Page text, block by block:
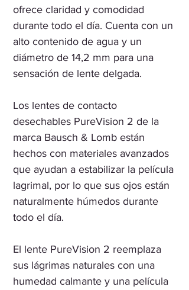
ofrece claridad y comodidad
durante todo el día. Cuenta con un
alto contenido de agua y un
diámetro de 14,2 mm para una
sensación de lente delgada.
Los lentes de contacto
desechables PureVision 2 de la
marca Bausch & Lomb están
hechos con materiales avanzados
que ayudan a estabilizar la película
lagrimal, por lo que sus ojos están
naturalmente húmedos durante
todo el día.
El lente PureVision 2 reemplaza
sus lágrimas naturales con una
humedad calmante y una película